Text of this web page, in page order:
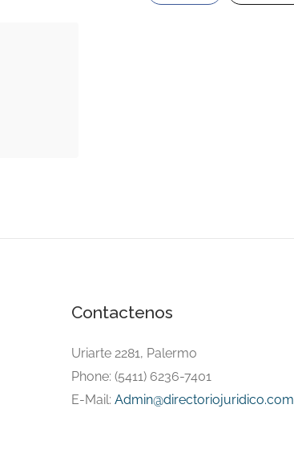
Contactenos
Uriarte 2281, Palermo
Phone: (5411) 6236-7401
E-Mail: Admin@directoriojuridico.com